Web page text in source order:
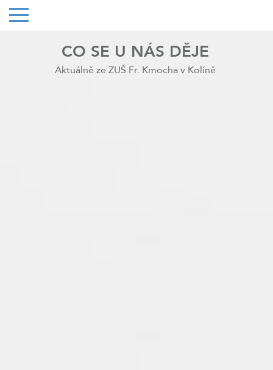
CO SE U NÁS DĚJE
Aktuálně ze ZUŠ Fr. Kmocha v Kolíně